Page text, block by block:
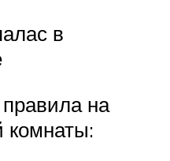
в
на
комнаты: